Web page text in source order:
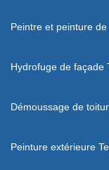
Peintre et peinture
Hydrofuge de façade
Démoussage de
Peinture extérieure